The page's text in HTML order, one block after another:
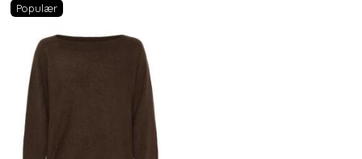
Populær